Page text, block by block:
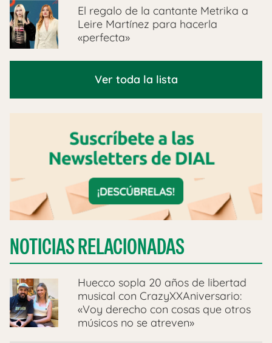
El regalo de la cantante Metrika a
Leire Martínez para hacerla
«perfecta»
Ver toda la lista
NOTICIAS RELACIONADAS
Huecco sopla 20 años de libertad
musical con CrazyXXAniversario:
«Voy derecho con cosas que otros
músicos no se atreven»